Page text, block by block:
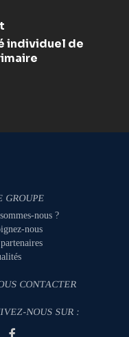
individuel de
GROUPE
nous ?
nous
CONTACTER
NOUS SUR :